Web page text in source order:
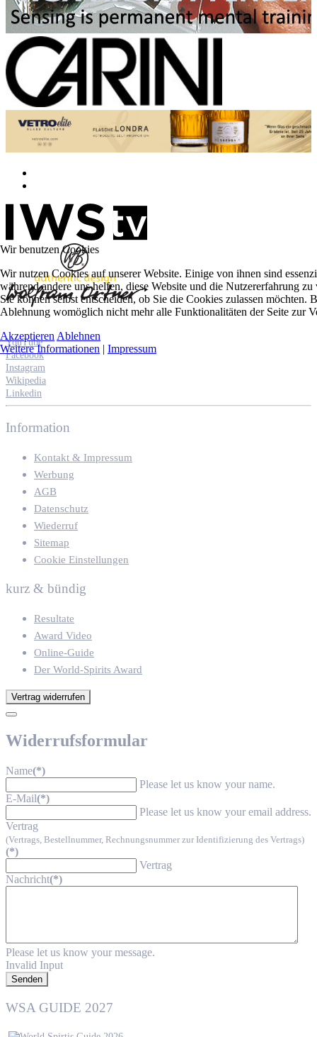
YouTube
Facebook
Instagram
Wikipedia
Linkedin
Information
Kontakt & Impressum
Werbung
AGB
Datenschutz
Wiederruf
Sitemap
Cookie Einstellungen
kurz & bündig
Resultate
Award Video
Online-Guide
Der World-Spirits Award
Vertrag widerrufen
Widerrufsformular
Name(*)
Please let us know your name.
E-Mail(*)
Please let us know your email address.
Vertrag
(Vertrags, Bestellnummer, Rechnungsnummer zur Identifizierung des Vertrags)
(*)
Vertrag
Nachricht(*)
Please let us know your message.
Invalid Input
Senden
WSA GUIDE 2027
Wir benutzen Cookies
Wir nutzen Cookies auf unserer Website. Einige von ihnen sind
während andere uns helfen, diese Website und die Nutzererfahrung
Sie können selbst entscheiden, ob Sie die Cookies zulassen möchten.
Ablehnung womöglich nicht mehr alle Funktionalitäten der Seite zur
Akzeptieren Ablehnen
Weitere Informationen | Impressum